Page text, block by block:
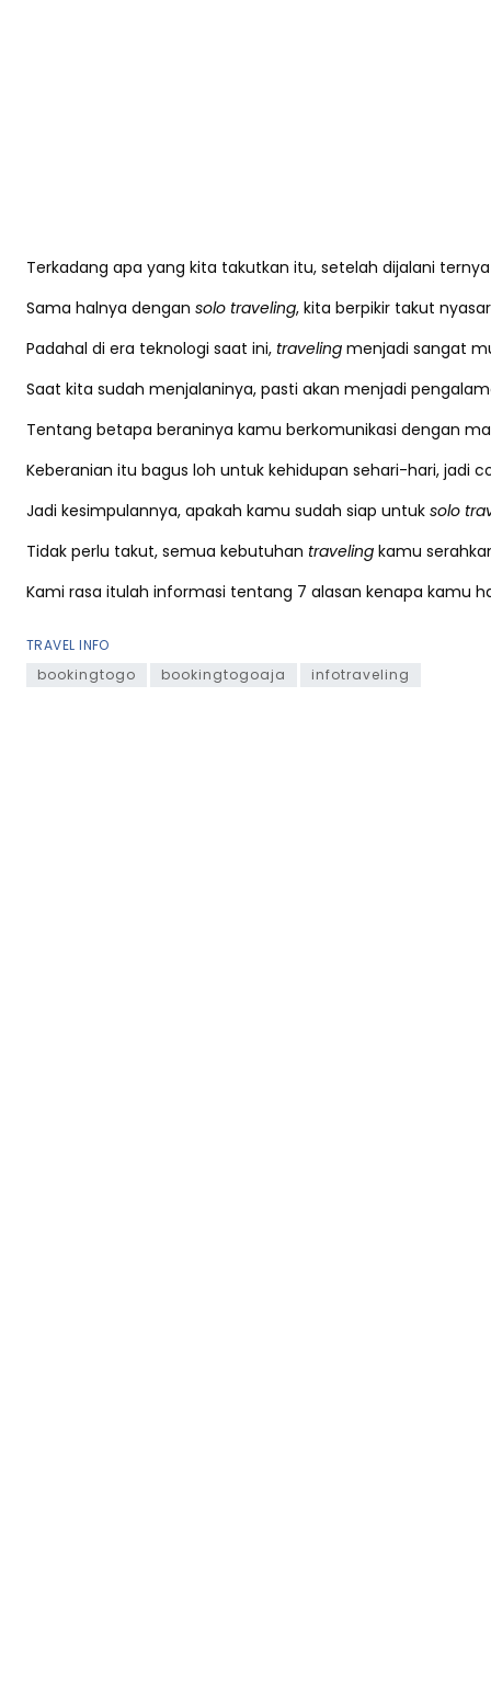
Terkadang apa yang kita takutkan itu, setelah dijalani
Sama halnya dengan solo traveling, kita berpikir takut
Padahal di era teknologi saat ini, traveling menjadi sangat
Saat kita sudah menjalaninya, pasti akan menjadi
Tentang betapa beraninya kamu berkomunikasi dengan
Keberanian itu bagus loh untuk kehidupan sehari-hari, jadi
Jadi kesimpulannya, apakah kamu sudah siap untuk solo
Tidak perlu takut, semua kebutuhan traveling kamu
Kami rasa itulah informasi tentang 7 alasan kenapa kamu
TRAVEL INFO
bookingtogo
bookingtogoaja infotraveling